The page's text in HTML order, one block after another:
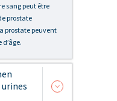
sang peut être
prostate
prostate peuvent